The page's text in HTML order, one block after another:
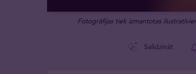
Fotogrāfijas tiek izmantotas
Salīdzināt